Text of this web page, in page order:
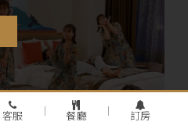
客服 餐廳 訂房